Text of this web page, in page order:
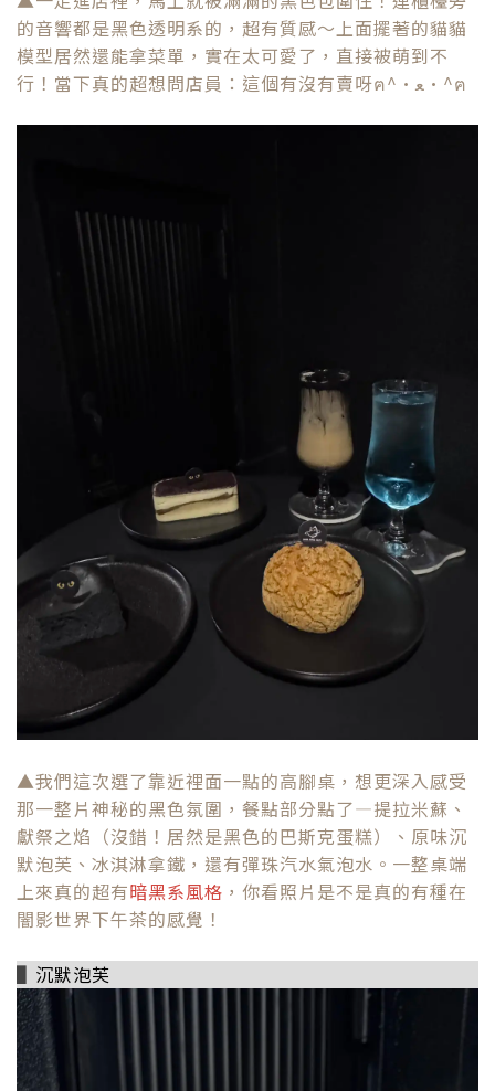
的音響都是黑色透明系的，超有質感～上面擺著的貓貓
模型居然還能拿菜單，實在太可愛了，直接被萌到不
行！當下真的超想問店員：這個有沒有賣呀ฅ^•ﻌ•^ฅ
▲我們這次選了靠近裡面一點的高腳桌，想更深入感受
那一整片神秘的黑色氛圍，餐點部分點了—提拉米蘇、
獻祭之焰（沒錯！居然是黑色的巴斯克蛋糕）、原味沉
默泡芙、冰淇淋拿鐵，還有彈珠汽水氣泡水。一整桌端
上來真的超有暗黑系風格 ，你看照片是不是真的有種在
闇影世界下午茶的感覺！
▌ 沉默泡芙